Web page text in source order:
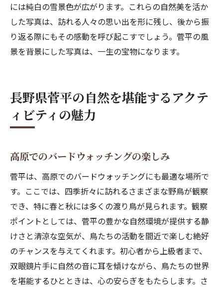
には純白の雪景色が広がります。これらの自然美を活か
した写真は、訪れる人々の思い出を形に残し、後から振
り返る際にもその感動を呼び起こすでしょう。菅平の風
景を背景にした写真は、一生の宝物になります。
長野県菅平の自然を堪能するアクテ
ィビティの魅力
高原でのバードウォッチングの楽しみ
菅平は、高原でのバードウォッチングにも最適な場所で
す。ここでは、四季折々に訪れるさまざまな野鳥が観察
でき、特に春と秋には多くの渡り鳥が見られます。観察
ポイントとしては、菅平の豊かな自然環境が提供する静
けさと清涼な空気が、鳥たちの活動を間近で楽しむ絶好
のチャンスを与えてくれます。初心者から上級者まで、
双眼鏡片手に自然の音に耳を傾けながら、鳥たちの世界
を堪能するひとときは、心の安らぎをもたらします。さ